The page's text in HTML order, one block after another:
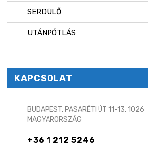
SERDÜLŐ
UTÁNPÓTLÁS
KAPCSOLAT
BUDAPEST, PASARÉTI ÚT 11-13, 1026
MAGYARORSZÁG
+36 1 212 5246